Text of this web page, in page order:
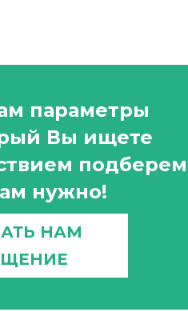
параметры
Вы ищете
подберем
нужно!
НАМ